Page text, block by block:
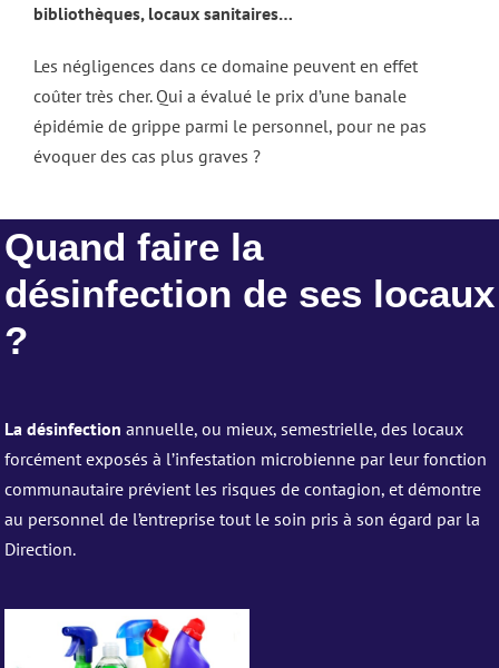
bibliothèques, locaux sanitaires…
Les négligences dans ce domaine peuvent en effet
coûter très cher. Qui a évalué le prix d’une banale
épidémie de grippe parmi le personnel, pour ne pas
évoquer des cas plus graves ?
Quand faire la
désinfection de ses locaux
?
La désinfection annuelle, ou mieux, semestrielle, des locaux
forcément exposés à l’infestation microbienne par leur fonction
communautaire prévient les risques de contagion, et démontre
au personnel de l’entreprise tout le soin pris à son égard par la
Direction.